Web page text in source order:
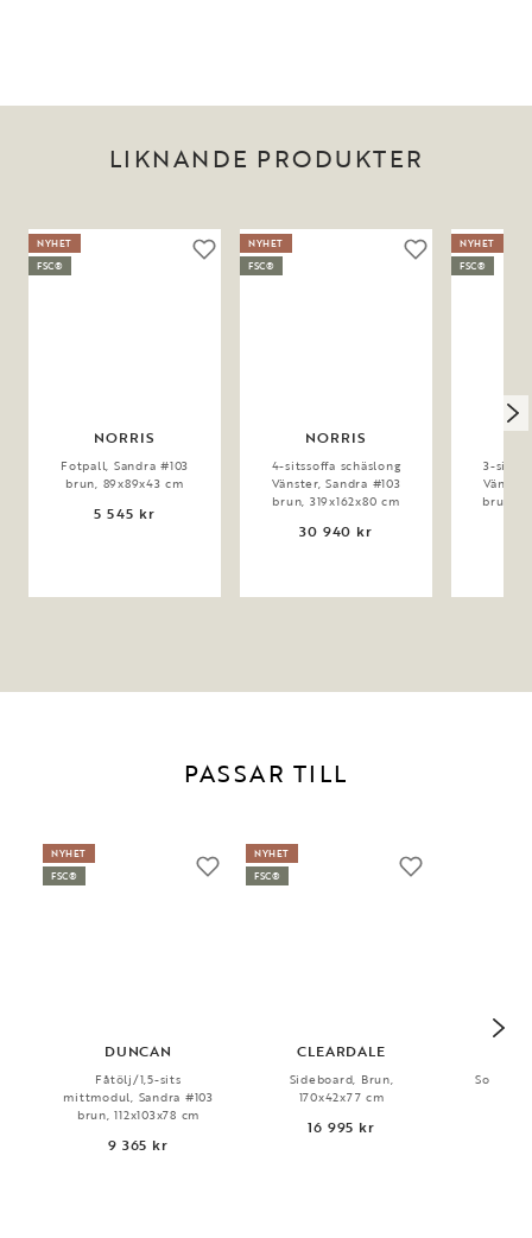
LIKNANDE PRODUKTER
NORRIS
Fotpall, Sandra #103
brun, 89x89x43 cm
5 545 kr
NYHET
FSC®
NORRIS
4-sitssoffa schäslong
Vänster, Sandra #103
brun, 319x162x80 cm
30 940 kr
NYHET
FSC®
3-
brun,
NYHET
FSC®
PASSAR TILL
DUNCAN
Fåtölj/1,5-sits
mittmodul, Sandra #103
brun, 112x103x78 cm
9 365 kr
NYHET
FSC®
CLEARDALE
Sideboard, Brun,
170x42x77 cm
16 995 kr
NYHET
FSC®
Soffbord,